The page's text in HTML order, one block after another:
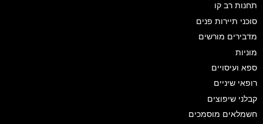
תחנות רב קו
סוכני תיירות פנים
מדבירים מורשים
מוניות
ספא ועיסויים
רופאי שיניים
קבלני שיפוצים
חשמלאים מוסמכים